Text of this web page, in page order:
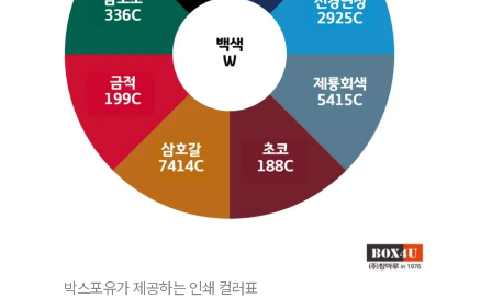
박스포유가 제공하는 인쇄 컬러표